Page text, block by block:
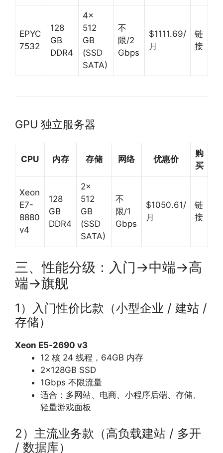
EPYC
7532
128
GB
DDR4
4×
512
GB
(SSD
SATA)
不
限/2
Gbps
$1111.69/
月
链
接
GPU 独立服务器
CPU 内存 存储 网络 优惠价
购
买
Xeon
E7-
8880
v4
128
GB
DDR4
2×
512
GB
(SSD
SATA)
不
限/1
Gbps
$1050.61/
月
链
接
三、性能分级：入门→中端→高
端→旗舰
1）入门性价比款（小型企业 / 建站 /
存储）
Xeon E5‑2690 v3
12 核 24 线程，64GB 内存
2×128GB SSD
1Gbps 不限流量
适合：多网站、电商、小程序后端、存储、
轻量游戏面板
2）主流业务款（高负载建站 / 多开
/ 数据库）